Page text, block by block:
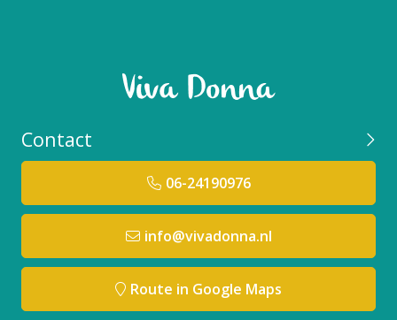
Contact
06-24190976
info@vivadonna.nl
Route in Google Maps